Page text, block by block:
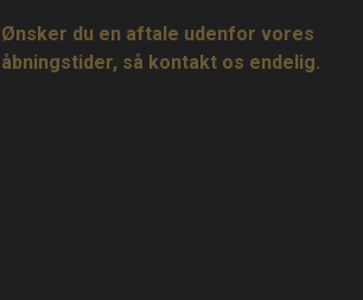
Ønsker du en aftale udenfor vores
åbningstider, så kontakt os endelig.